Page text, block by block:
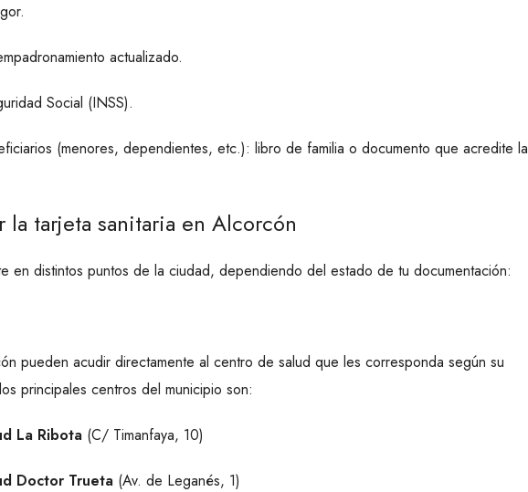
actualizado.
Social (INSS).
(menores, dependientes, etc.): libro de familia o documento que acredite la
la tarjeta sanitaria en Alcorcón
en distintos puntos de la ciudad, dependiendo del estado de tu documentación:
pueden acudir directamente al centro de salud que les corresponda según su
principales centros del municipio son:
La Ribota (C/ Timanfaya, 10)
Doctor Trueta (Av. de Leganés, 1)